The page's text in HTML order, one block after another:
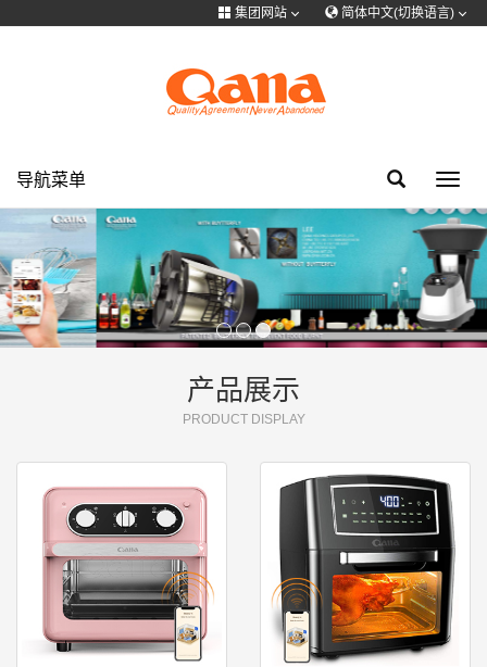
集团网站 简体中文(切换语言)
Cooker Tableware Kitchen knife
QANA HOUSWARE
医用\健康
个人护理
English Français Deutsch
ภาษาไทย
Türkiye Español Tiếng Việt عربى
导航菜单
产品展示
PRODUCT DISPLAY